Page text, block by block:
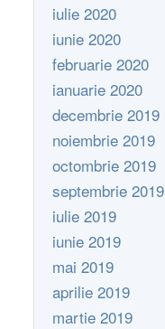
iulie 2020
iunie 2020
februarie 2020
ianuarie 2020
decembrie 2019
noiembrie 2019
octombrie 2019
septembrie 2019
iulie 2019
iunie 2019
mai 2019
aprilie 2019
martie 2019